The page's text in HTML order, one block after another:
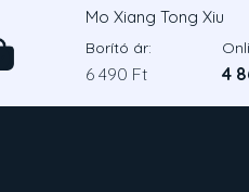
szerzőjétől
Mo Xiang Tong Xiu
Borító ár:
6 490 Ft 4